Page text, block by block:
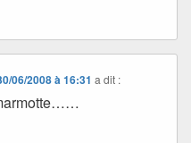
06/2008 à 16:31 a dit :